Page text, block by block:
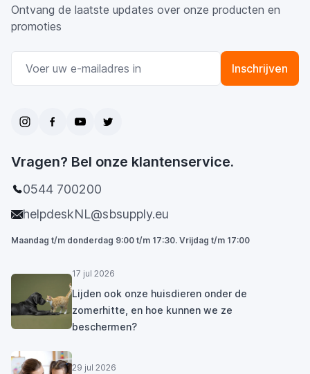
Ontvang de laatste updates over onze producten en
promoties
Inschrijven
Vragen? Bel onze klantenservice.
0544 700200
helpdeskNL@sbsupply.eu
Maandag t/m donderdag 9:00 t/m 17:30. Vrijdag t/m 17:00
17 jul 2026
Lijden ook onze huisdieren onder de
zomerhitte, en hoe kunnen we ze
beschermen?
29 jul 2026